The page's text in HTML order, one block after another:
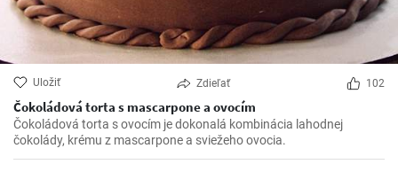
Uložiť Zdieľať 102
Čokoládová torta s mascarpone a ovocím
Čokoládová torta s ovocím je dokonalá kombinácia lahodnej
čokolády, krému z mascarpone a sviežeho ovocia.